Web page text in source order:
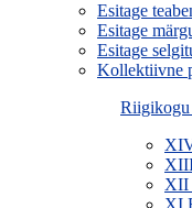
Esitage
Esitage
Esitage
Kollektiivne
Riigikogu
XII